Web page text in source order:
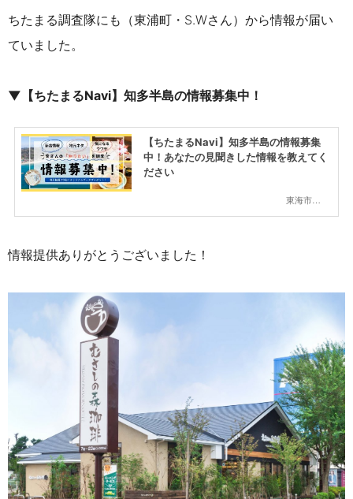
ちたまる調査隊にも（東浦町・S.Wさん）から情報が届い
ていました。
▼【ちたまるNavi】知多半島の情報募集中！
東海市,大府市,知多市,東浦町,阿久比町,半田市,常滑市,武豊町,美浜町,南知多町
【ちたまるNavi】知多半島の情報募集
中！あなたの見聞きした情報を教えてく
ださい
情報提供ありがとうございました！